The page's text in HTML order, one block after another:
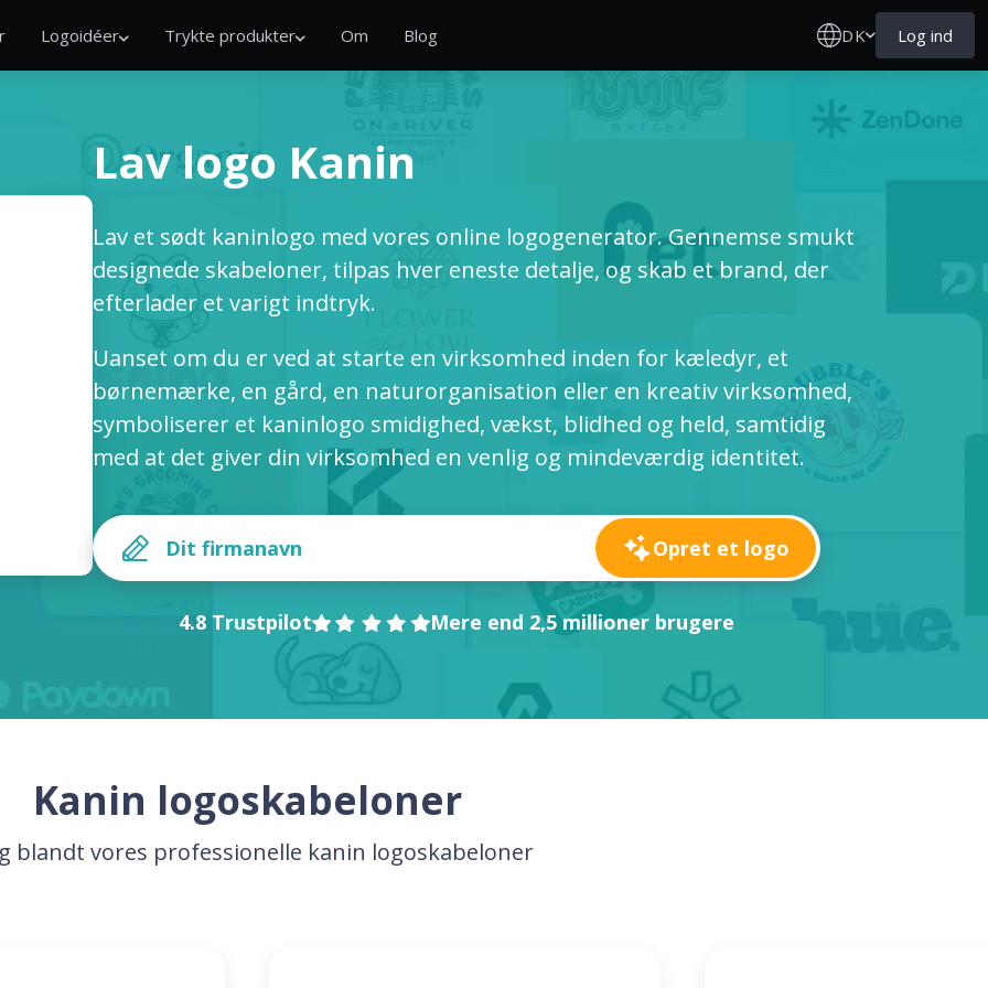
Logoidéer Trykte produkter Om Blog DK Log ind
Lav logo Kanin
Lav et sødt kaninlogo med vores online logogenerator. Gennemse smukt
designede skabeloner, tilpas hver eneste detalje, og skab et brand, der
efterlader et varigt indtryk.
Uanset om du er ved at starte en virksomhed inden for kæledyr, et
børnemærke, en gård, en naturorganisation eller en kreativ virksomhed,
symboliserer et kaninlogo smidighed, vækst, blidhed og held, samtidig
med at det giver din virksomhed en venlig og mindeværdig identitet.
Opret et logo
4.8 Trustpilot Mere end 2,5 millioner brugere
Kanin logoskabeloner
blandt vores professionelle kanin logoskabeloner